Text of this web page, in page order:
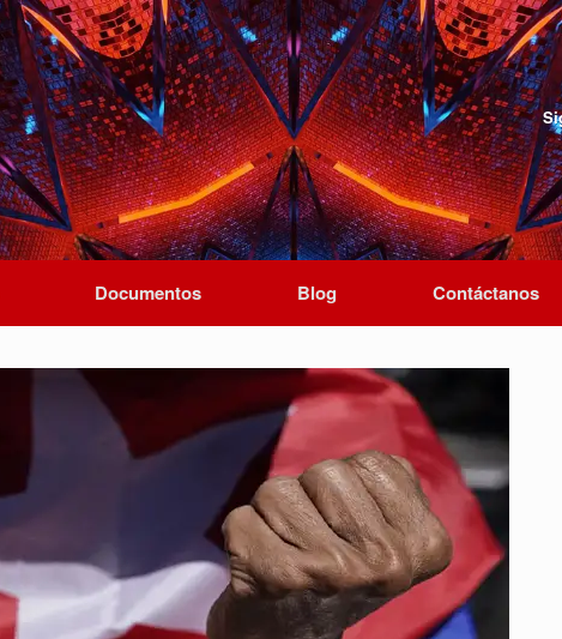
Documentos Blog Contáctanos